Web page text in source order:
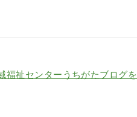
福祉センターうちがたブログ